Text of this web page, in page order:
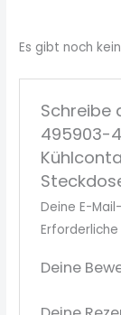
Es gibt noch
Schreibe
495903-
Deine E-
Deine